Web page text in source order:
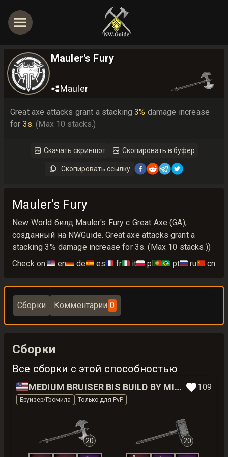
Mauler's Fury
Mauler
Great axe attacks grant a stacking 3% damage increase
for 3s. (Max 10 stacks.)
Скачать скриншот Скопировать в буфер
Скопировать ссылку
Mauler's Fury
New World билд Mauler's Fury с Great Axe (GA),
созданный на NWGuide. Great axe attacks grant a
stacking 3% damage increase for 3s. (Max 10 stacks.))
Check on:🇺🇸 en🇩🇪 de🇪🇸 es🇫🇷 fr🇮🇹 it🇵🇱 pl🇵🇹🇧🇷 pt🇷🇺 ru🇨🇳 cn
Сборки Комментарии 0
Сборки
Все сборки с этой способностью
🇺🇸 MEDIUM BRUISER BIS BUILD BY MIKARS 109
Бруизер/Громила Только для PvP
20 20